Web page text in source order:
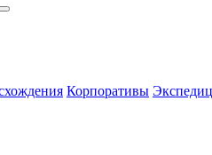
Корпоративы